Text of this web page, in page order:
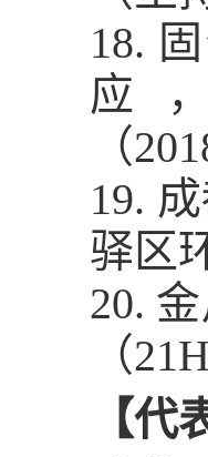
18.
应
（
19.
驿区
20.
（
【代